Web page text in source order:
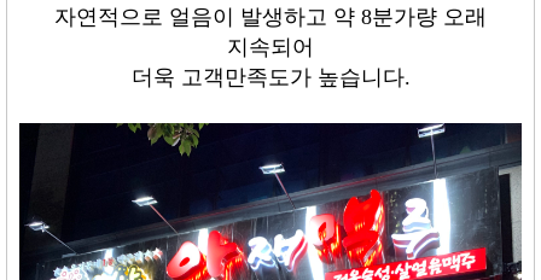
자연적으로 얼음이 발생하고 약 8분가량 오래
지속되어
더욱 고객만족도가 높습니다.